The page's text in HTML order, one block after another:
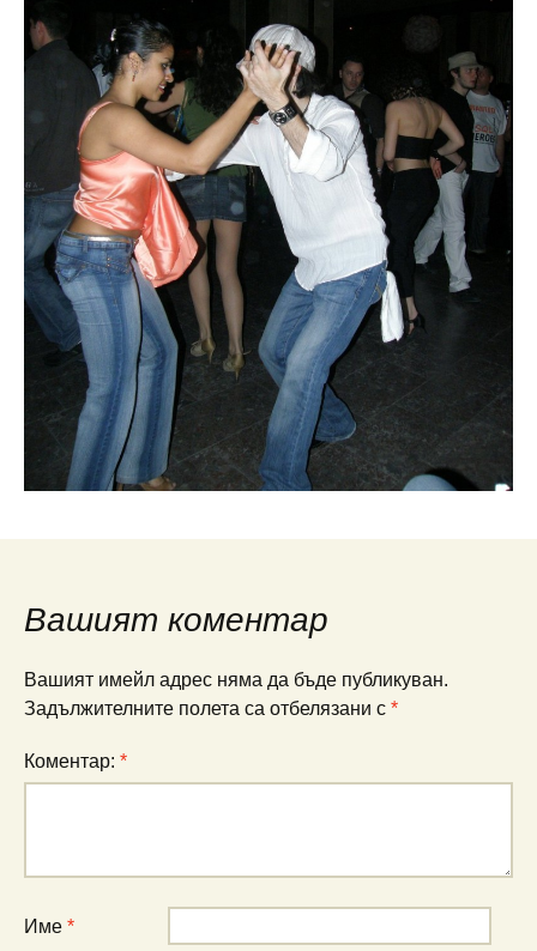
Вашият коментар
Вашият имейл адрес няма да бъде публикуван.
Задължителните полета са отбелязани с *
Коментар: *
Име *